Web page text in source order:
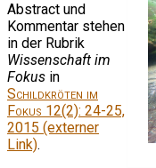
Abstract und
Kommentar stehen
in der Rubrik
Wissenschaft im
Fokus in
Schildkröten im
Fokus 12(2): 24-25,
2015 (externer
Link).